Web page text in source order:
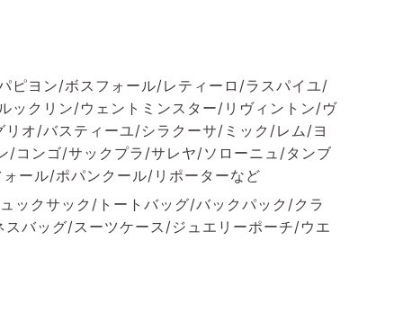
ピヨン/ボスフォール/レティーロ/ラスパイユ/
ックリン/ウェントミンスター/リヴィントン/ヴ
オ/バスティーユ/シラクーサ/ミック/レム/ヨ
コンゴ/サックプラ/サレヤ/ソローニュ/タンブ
ール/ポパンクール/リポーターなど
ックサック/トートバッグ/バックパック/クラ
バッグ/スーツケース/ジュエリーポーチ/ウエ